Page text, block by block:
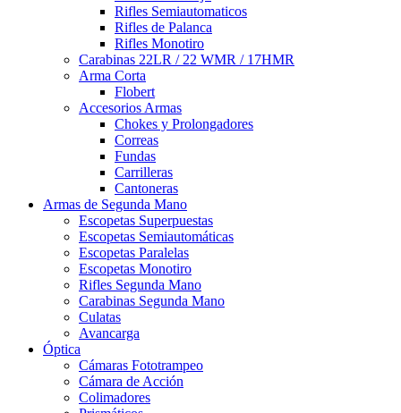
Rifles Semiautomaticos
Rifles de Palanca
Rifles Monotiro
Carabinas 22LR / 22 WMR / 17HMR
Arma Corta
Flobert
Accesorios Armas
Chokes y Prolongadores
Correas
Fundas
Carrilleras
Cantoneras
Armas de Segunda Mano
Escopetas Superpuestas
Escopetas Semiautomáticas
Escopetas Paralelas
Escopetas Monotiro
Rifles Segunda Mano
Carabinas Segunda Mano
Culatas
Avancarga
Óptica
Cámaras Fototrampeo
Cámara de Acción
Colimadores